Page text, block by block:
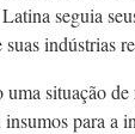
seguia
indústrias
situação
para a